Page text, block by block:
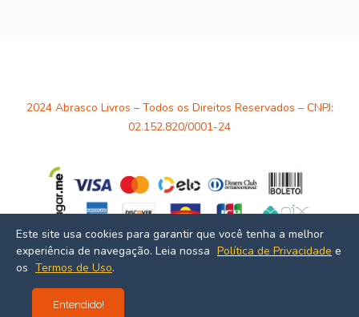
2024 Abrasco Livros – Todos os Direitos Reservados – CNPJ:
02.152.820/0001-24
Desenvolvido por
Este site usa cookies para garantir que você tenha a melhor
experiência de navegação. Leia nossa Política de Privacidade e
os Termos de Uso.
Entendido!